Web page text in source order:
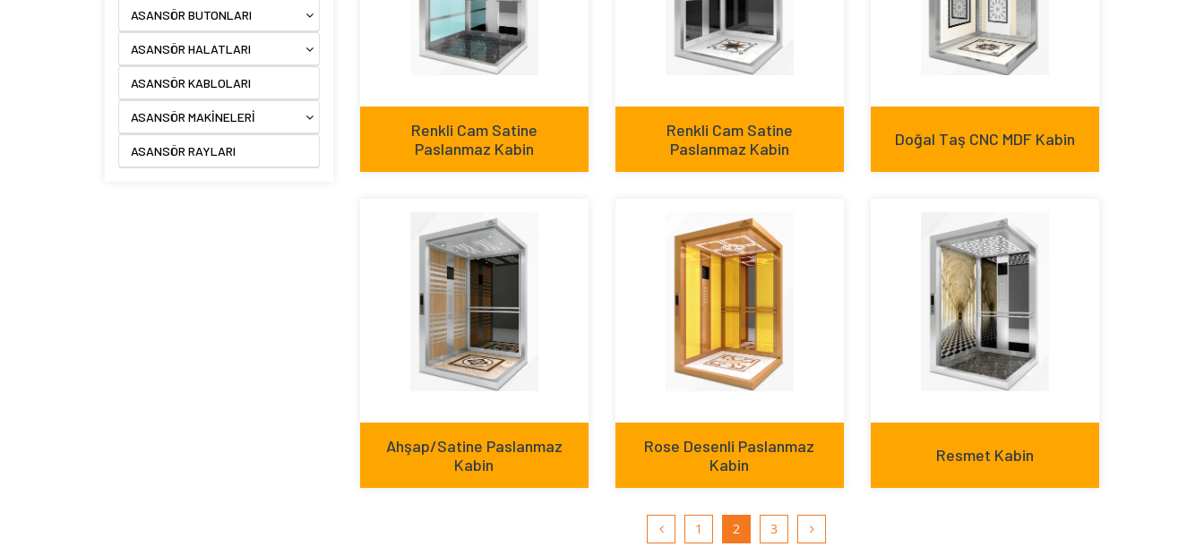
ASANSÖR BUTONLARI
ASANSÖR HALATLARI
ASANSÖR KABLOLARI
ASANSÖR MAKİNELERİ
ASANSÖR RAYLARI
Renkli Cam Satine
Paslanmaz Kabin
Renkli Cam Satine
Paslanmaz Kabin
Doğal Taş CNC MDF Kabin
Ahşap/Satine Paslanmaz
Kabin
Rose Desenli Paslanmaz
Kabin
Resmet Kabin
1 2 3